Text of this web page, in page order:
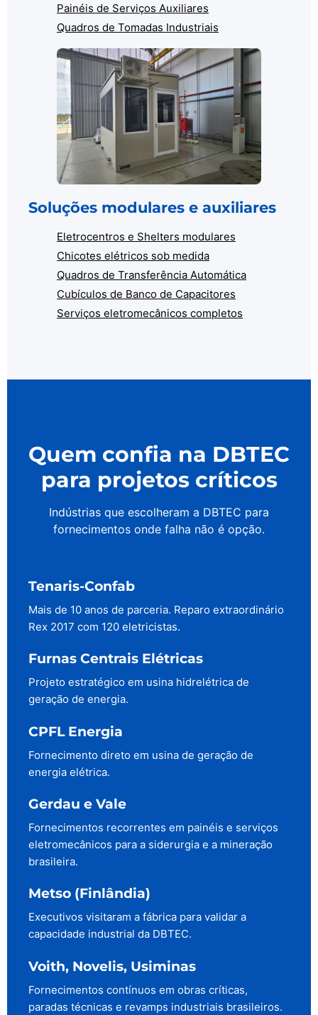
Painéis de Serviços Auxiliares
Quadros de Tomadas Industriais
Soluções modulares e auxiliares
Eletrocentros e Shelters modulares
Chicotes elétricos sob medida
Quadros de Transferência Automática
Cubículos de Banco de Capacitores
Serviços eletromecânicos completos
Quem confia na DBTEC
para projetos críticos
Indústrias que escolheram a DBTEC para
fornecimentos onde falha não é opção.
Tenaris-Confab
Mais de 10 anos de parceria. Reparo extraordinário
Rex 2017 com 120 eletricistas.
Furnas Centrais Elétricas
Projeto estratégico em usina hidrelétrica de
geração de energia.
CPFL Energia
Fornecimento direto em usina de geração de
energia elétrica.
Gerdau e Vale
Fornecimentos recorrentes em painéis e serviços
eletromecânicos para a siderurgia e a mineração
brasileira.
Metso (Finlândia)
Executivos visitaram a fábrica para validar a
capacidade industrial da DBTEC.
Voith, Novelis, Usiminas
Fornecimentos contínuos em obras críticas,
paradas técnicas e revamps industriais brasileiros.